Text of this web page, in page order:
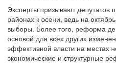
Эксперты призывают депутатов
районах к осени, ведь на
выборы. Более того, реформа
основой для всех других
эффективной власти на местах
экономические и структурные